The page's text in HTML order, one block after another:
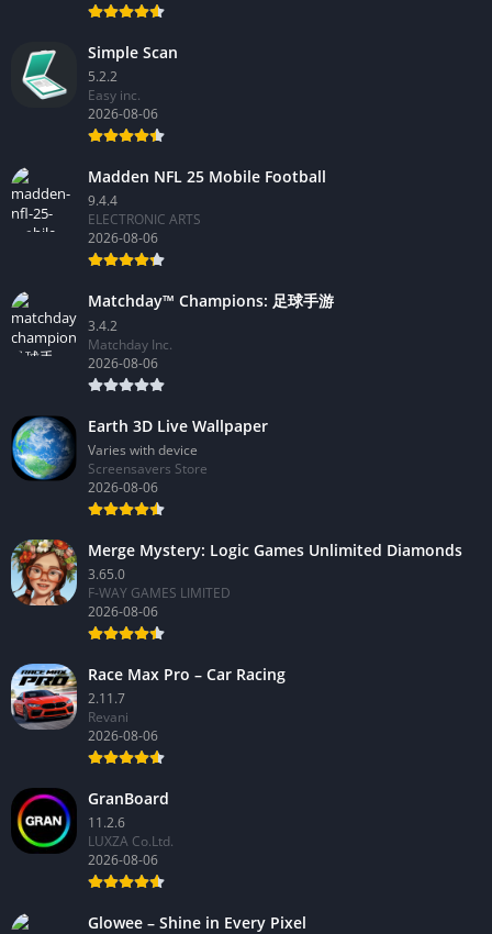
Simple Scan
5.2.2
Easy inc.
2026-08-06
Madden NFL 25 Mobile Football
9.4.4
ELECTRONIC ARTS
2026-08-06
Matchday™ Champions: 足球手游
3.4.2
Matchday Inc.
2026-08-06
Earth 3D Live Wallpaper
Varies with device
Screensavers Store
2026-08-06
Merge Mystery: Logic Games Unlimited Diamonds
3.65.0
F-WAY GAMES LIMITED
2026-08-06
Race Max Pro – Car Racing
2.11.7
Revani
2026-08-06
GranBoard
11.2.6
LUXZA Co.Ltd.
2026-08-06
Glowee – Shine in Every Pixel